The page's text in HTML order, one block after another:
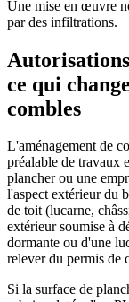
Une mise en œuvre
par des infiltrations.
ce qui
combles
L'aménagement de
préalable de travaux
plancher ou une
l'aspect extérieur du
de toit (lucarne,
extérieur soumise à
dormante ou d'une
relever du permis de
Si la surface de